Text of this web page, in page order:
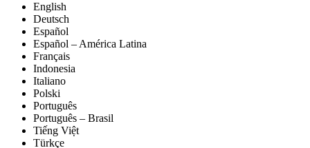
English
Deutsch
Español
Español – América Latina
Français
Indonesia
Italiano
Polski
Português
Português – Brasil
Tiếng Việt
Türkçe